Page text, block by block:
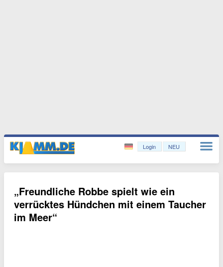
Login NEU
„Freundliche Robbe spielt wie ein
verrücktes Hündchen mit einem Taucher
im Meer“